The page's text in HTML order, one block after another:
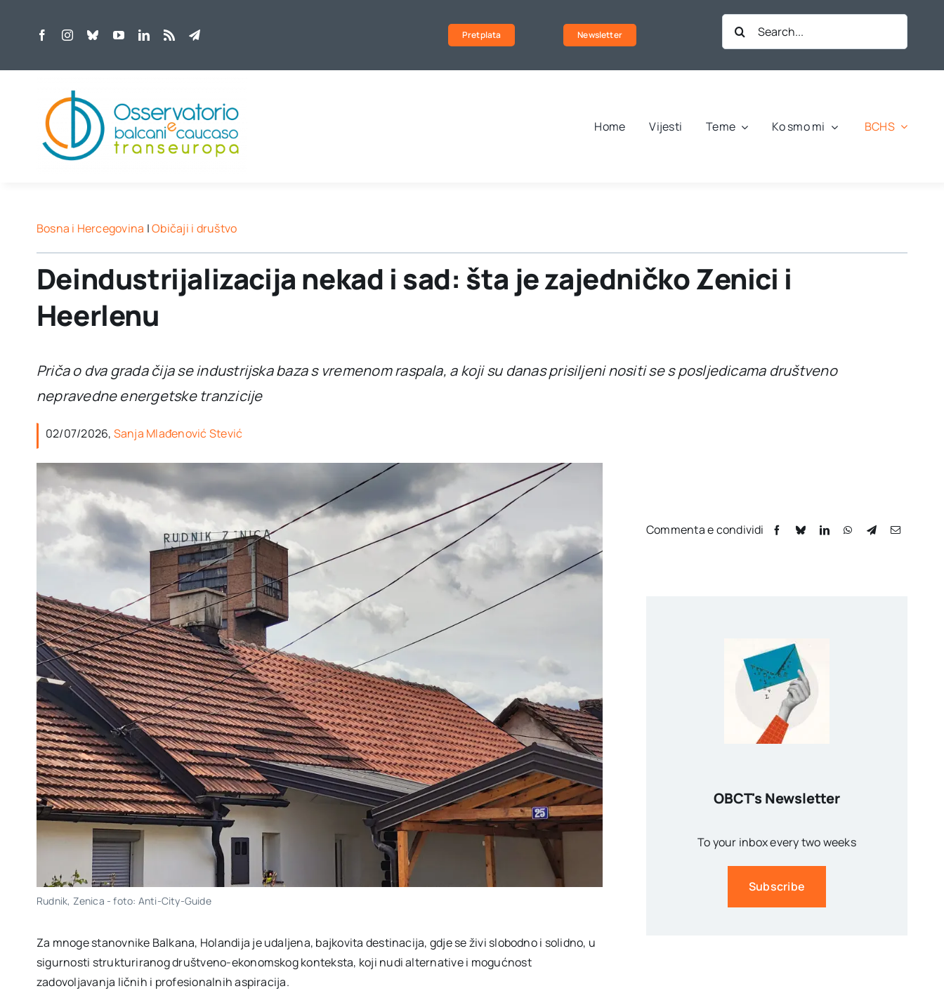
Pretplata Newsletter
Search
for:
Home Vijesti Teme Ko smo mi BCHS
Bosna i Hercegovina |Običaji i društvo
Deindustrijalizacija nekad i sad: šta je zajedničko Zenici i
Heerlenu
Priča o dva grada čija se industrijska baza s vremenom raspala, a koji su danas prisiljeni nositi se s posljedicama društveno
nepravedne energetske tranzicije
02/07/2026, Sanja Mlađenović Stević
Rudnik, Zenica - foto: Anti-City-Guide
Za mnoge stanovnike Balkana, Holandija je udaljena, bajkovita destinacija, gdje se živi slobodno i solidno, u
sigurnosti strukturiranog društveno-ekonomskog konteksta, koji nudi alternative i mogućnost
zadovoljavanja ličnih i profesionalnih aspiracija.
Commenta e condividi
OBCT's Newsletter
To your inbox every two weeks
Subscribe